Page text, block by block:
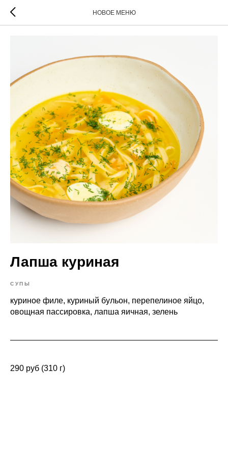
НОВОЕ МЕНЮ
Лапша куриная
СУПЫ
куриное филе, куриный бульон, перепелиное яйцо,
овощная пассировка, лапша яичная, зелень
290 руб (310 г)